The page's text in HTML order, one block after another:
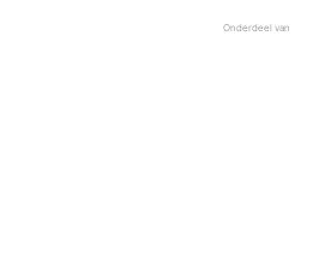
Onderdeel van